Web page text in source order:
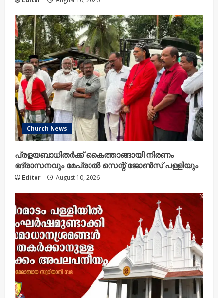
Church News
പ്രളയബാധിതർക്ക് കൈത്താങ്ങായി നിരണം
ഭദ്രാസനവും മേപ്രാൽ സെന്റ് ജോൺസ് പള്ളിയും
Editor August 10, 2026